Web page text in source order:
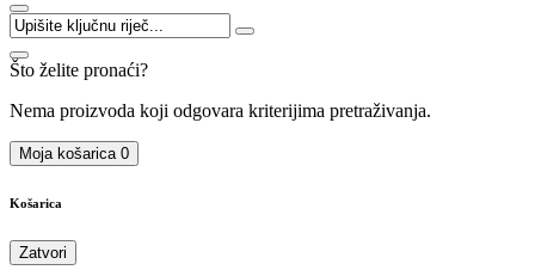
Što želite pronaći?
Nema proizvoda koji odgovara kriterijima pretraživanja.
Moja košarica 0
Košarica
Zatvori